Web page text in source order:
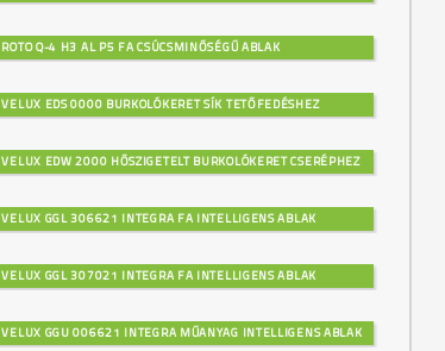
ROTO Q-4 H3 AL P5 FA CSÚCSMINŐSÉGŰ ABLAK
VELUX EDS 0000 BURKOLÓKERET SÍK TETŐFEDÉSHEZ
VELUX EDW 2000 HŐSZIGETELT BURKOLÓKERET CSERÉPHEZ
VELUX GGL 306621 INTEGRA FA INTELLIGENS ABLAK
VELUX GGL 307021 INTEGRA FA INTELLIGENS ABLAK
VELUX GGU 006621 INTEGRA MŰANYAG INTELLIGENS ABLAK